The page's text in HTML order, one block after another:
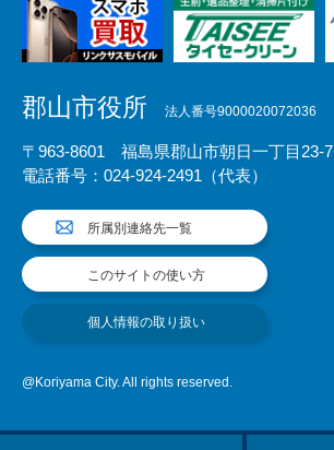
郡山市役所 法人番号9000020072036
〒963-8601 福島県郡山市朝日一丁目23-7
電話番号：024-924-2491（代表）
所属別連絡先一覧
このサイトの使い方
個人情報の取り扱い
@Koriyama City. All rights reserved.